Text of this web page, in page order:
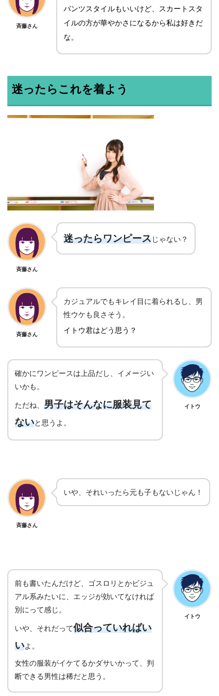
斉藤さん
パンツスタイルもいいけど、スカートスタ
イルの方が華やかさになるから私は好きだ
な。
迷ったらこれを着よう
斉藤さん
迷ったらワンピースじゃない？
斉藤さん
カジュアルでもキレイ目に着られるし、男
性ウケも良さそう。
イトウ君はどう思う？
確かにワンピースは上品だし、イメージい
いかも。
ただね、 男子はそんなに服装見て
ないと思うよ。
イトウ
斉藤さん
いや、それいったら元も子もないじゃん！
前も書いたんだけど、ゴスロリとかビジュ
アル系みたいに、エッジが効いてなければ
別にって感じ。
いや、それだって似合っていればい
いよ。
女性の服装がイケてるかダサいかって、判
断できる男性は稀だと思う。
イトウ